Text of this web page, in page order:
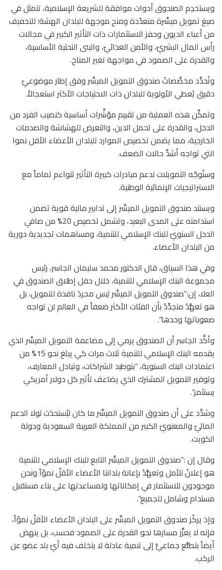
ويستخدِم الصندوق أدوات موافقة للشريعة الإسلامية، تتمثل في
صيغ تمويل ميسَّرة متعدّدة ومنح موجهة للبلدان الهشة؛ للتخفيف
من أعباء الديون وحفز الاستثمارات ذات التأثير الكبير في مجالات
رأس المال البشريّ، والأمن الغذائيّ، والبنى التحتية الأساسية،
والقدرة على الصمود في مواجهة تغير المناخ.
وتُحدَّد مخصَّصاتُ صندوق التمويل الميسَّر وفق إطار موضوعيّ
دقيق يُعطي الأولوية للبلدان ذات الاحتياجات الأكثر استعجالاً.
وتمكِّن هذه العملية من تقييم مؤشِّرات أساسية كنصيب الفرد من
الدخل، والقدرة على تحمل الدين، والتعرض للهشاشة والصدمات
الخارجية، مما يضمن تخصيص الموارد للبلدان الأعضاء الأقل نموا
التي تواجه أشدَّ حالات الضعف.
وستُوجّه التمويلات لدعم مبادرات كبيرة التأثير تتواءم تماماً مع
الاستراتيجيات الإنمائية الوطنية.
ويستند صندوق التمويل الميسَّر إلى تدابير مالية قوية تضمن
استدامته على المدى البعيد، وتشمل تخصيص 20% من صافي
الدخل السنويّ للبنك الإسلامي للتنمية، ومساهمات تجديدية دورية
من البلدان الأعضاء.
وفي هذا السياق، قال الدكتور محمد سليمان الجاسر، رئيس
مجموعة البنك الإسلامي للتنمية، خلال حفل إطلاق الصندوق في
العلا، إن:”صندوق التمويل الميسَّر ليس مجردَ نافذة للتمويل، بل
هو تعهُّدٌ متجدِّدٌ بأن الفئات الأكثر ضعفاً في العالم لن تواجه
صعوباتها وحدها”.
وأكَّد الجاسر أن الصندوق يرمي إلى مضاعفة التمويل الميسَّر الذي
يقدمه البنك الإسلامي للتنمية ثلاث مرات كي يبلغ نحو 15% من
اعتمادات البنك السنوية، “بتوطيد الشراكات، وتبادل المعارف،
وتوفير التمويل المشترك الذي يضاعف تأثير كل دولار أمريكي
يستثمر”.
وشدَّد على أن صندوق التمويل الميسَّر ما كان ليُستحدَث لولا الدعم
الماليّ والمعنويّ الكبير من المملكة العربية السعودية ودولة
الكويت.
وقال إن :”صندوق التمويل الميسَّر التابع للبنك الإسلامي للتنمية
هو إعلانٌ للأمل وتعهُّدٌ بإعانة بلداننا الأعضاء الأقلّ نموّاً ونحن
موجودون للاستثمار في إمكاناتها ولمساعدتها على بناء مستقبل
مستدام وشامل للجميع”.
وإذ يركّز صندوق التمويل الميسَّر على البلدان الأعضاء الأقلّ نموّاً،
فإنه لا يعزِّز مسارها نحو القدرة على الصمود فحسب، بل ينهض
أيضاً بتطلُّع جماعيٍّ إلى تنمية عادلة لا يتخلف فيه أيّ بلد عضو عن
الركب.